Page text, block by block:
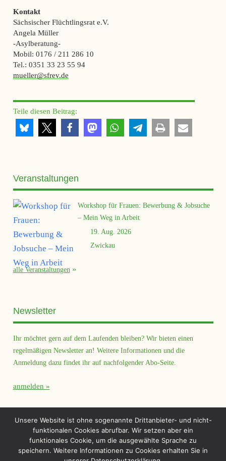
Kontakt
Sächsischer Flüchtlingsrat e.V.
Angela Müller
-Asylberatung-
Mobil: 0176 / 211 286 10
Tel.: 0351 33 23 55 94
mueller@sfrev.de
Teile diesen Beitrag:
Veranstaltungen
Workshop für Frauen: Bewerbung & Jobsuche
– Mein Weg in Arbeit
19. Aug. 2026
Zwickau
alle Veranstaltungen
Newsletter
Ihr möchtet gern auf dem Laufenden bleiben? Wir bieten einen
regelmäßigen Newsletter an! Weitere Informationen und die
Anmeldung dazu findet ihr auf nachfolgender Abo-Seite.
anmelden
Unsere Website ist ohne sogenannte Drittanbieter- und nicht-
funktionalen Cookies abrufbar. Wir setzen aber ein
funktionales Cookie, um die ausgewählte Sprache zu
speichern. Weitere Informationen zu Cookies erhalten Sie in